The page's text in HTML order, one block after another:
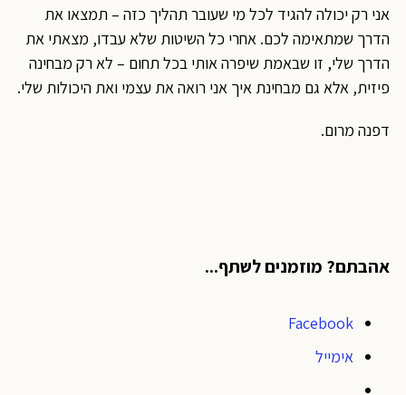
אני רק יכולה להגיד לכל מי שעובר תהליך כזה – תמצאו את
הדרך שמתאימה לכם. אחרי כל השיטות שלא עבדו, מצאתי את
הדרך שלי, זו שבאמת שיפרה אותי בכל תחום – לא רק מבחינה
פיזית, אלא גם מבחינת איך אני רואה את עצמי ואת היכולות שלי.
דפנה מרום.
אהבתם? מוזמנים לשתף...
Facebook
אימייל